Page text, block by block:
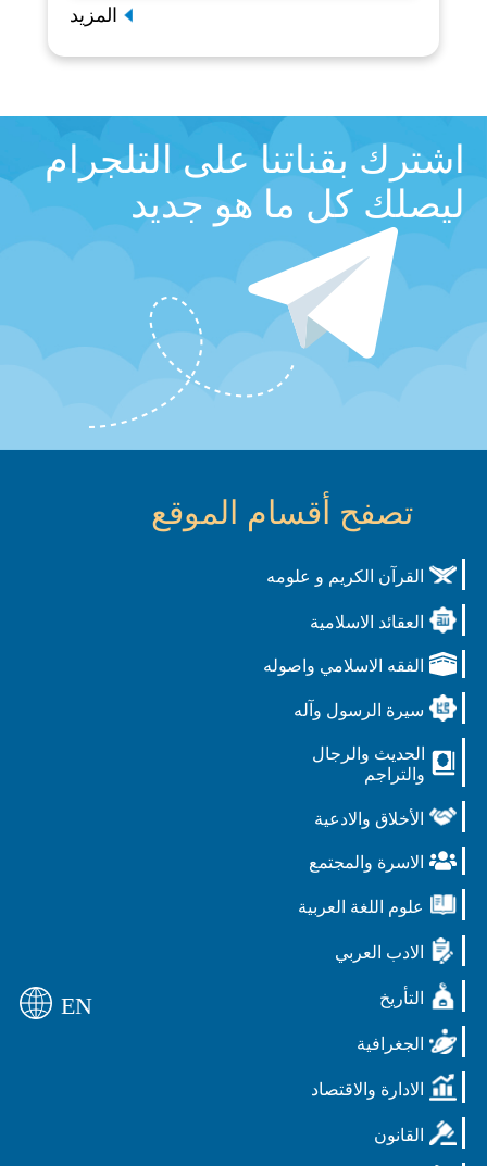
المزيد
اشترك بقناتنا على التلجرام
ليصلك كل ما هو جديد
تصفح أقسام الموقع
القرآن الكريم و علومه
العقائد الاسلامية
الفقه الاسلامي واصوله
سيرة الرسول وآله
الحديث والرجال
والتراجم
الأخلاق والادعية
الاسرة والمجتمع
علوم اللغة العربية
الادب العربي
التأريخ
الجغرافية
الادارة والاقتصاد
القانون
EN